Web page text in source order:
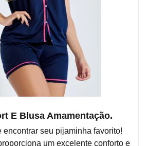
E Blusa Amamentação.
encontrar seu pijaminha favorito!
um excelente conforto e